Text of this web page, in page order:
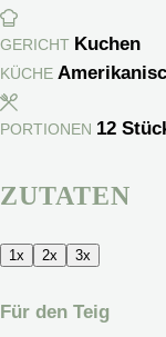
GERICHT Kuchen
KÜCHE
PORTIONEN 12
ZUTATEN
1x 2x 3x
Für den Teig